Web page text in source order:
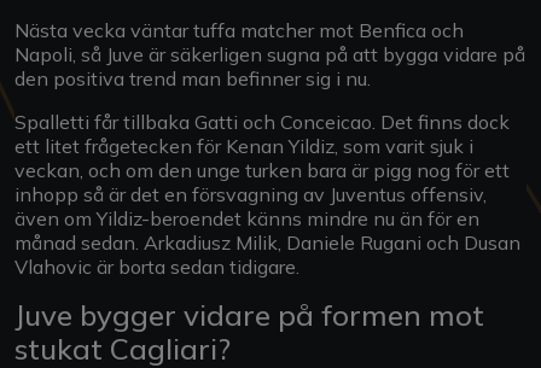
Nästa vecka väntar tuffa matcher mot Benfica och
Napoli, så Juve är säkerligen sugna på att bygga vidare på
den positiva trend man befinner sig i nu.
Spalletti får tillbaka Gatti och Conceicao. Det finns dock
ett litet frågetecken för Kenan Yildiz, som varit sjuk i
veckan, och om den unge turken bara är pigg nog för ett
inhopp så är det en försvagning av Juventus offensiv,
även om Yildiz-beroendet känns mindre nu än för en
månad sedan. Arkadiusz Milik, Daniele Rugani och Dusan
Vlahovic är borta sedan tidigare.
Juve bygger vidare på formen mot
stukat Cagliari?